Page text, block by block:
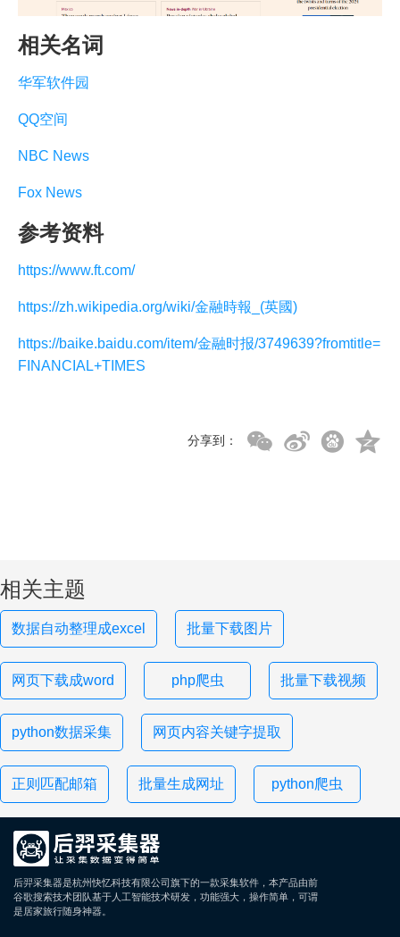
相关名词
华军软件园
QQ空间
NBC News
Fox News
参考资料
https://www.ft.com/
https://zh.wikipedia.org/wiki/金融時報_(英國)
https://baike.baidu.com/item/金融时报/3749639?fromtitle=
FINANCIAL+TIMES
分享到：
相关主题
数据自动整理成excel 批量下载图片
网页下载成word php爬虫 批量下载视频
python数据采集 网页内容关键字提取
正则匹配邮箱 批量生成网址 python爬虫
后羿采集器是杭州快忆科技有限公司旗下的一款采集软件，本产品由前
谷歌搜索技术团队基于人工智能技术研发，功能强大，操作简单，可谓
是居家旅行随身神器。